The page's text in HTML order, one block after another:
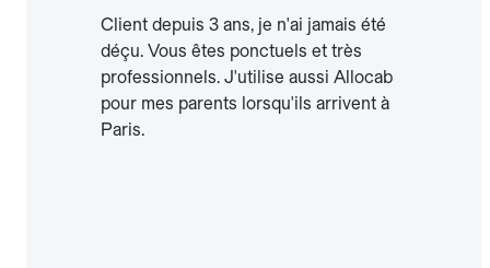
Client depuis 3 ans, je n'ai jamais été
déçu. Vous êtes ponctuels et très
professionnels. J'utilise aussi Allocab
pour mes parents lorsqu'ils arrivent à
Paris.